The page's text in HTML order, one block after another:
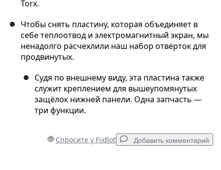
Torx.
Чтобы снять пластину, которая объединяет в
себе теплоотвод и электромагнитный экран, мы
ненадолго расчехлили наш набор отвёрток для
продвинутых.
Судя по внешнему виду, эта пластина также
служит креплением для вышеупомянутых
защёлок нижней панели. Одна запчасть —
три функции.
Спросите у FixBot Добавить комментарий